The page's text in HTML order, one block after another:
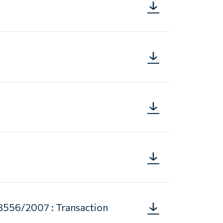
20.03.2025.pdf
Ανακοίνωση
μετοχων
19.03.2025.pdf
Ανακοίνωση
μετοχων
18.03.2025.pdf
Ανακοίνωση
μετοχων
17.03.2025.pdf
Ανακοίνωση
μετοχων
14.03.2025.pdf
2007 : Transaction
Ανακοίνωση